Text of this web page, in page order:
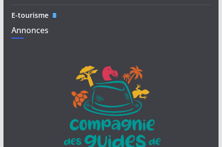
E-tourisme
Annonces